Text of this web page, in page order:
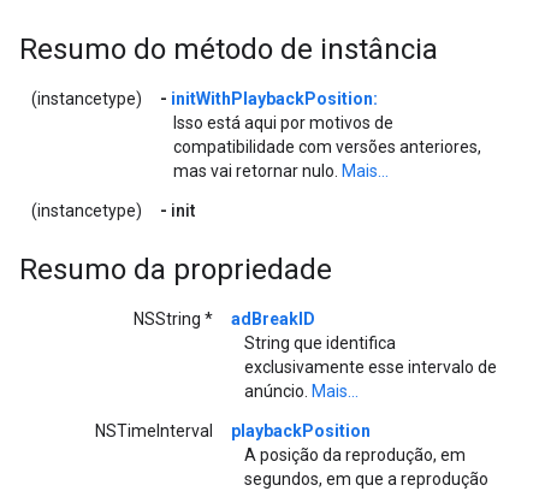
Resumo do método de instância
(instancetype) - initWithPlaybackPosition:
Isso está aqui por motivos de
compatibilidade com versões anteriores,
mas vai retornar nulo. Mais...
(instancetype) - init
Resumo da propriedade
NSString *
adBreakID
String que identifica
exclusivamente esse intervalo de
anúncio. Mais...
NSTimeInterval
playbackPosition
A posição da reprodução, em
segundos, em que a reprodução